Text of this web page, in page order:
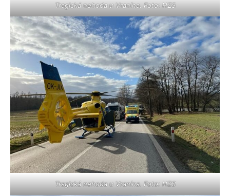
Tragická nehoda u Vranína. Foto: HZS
Tragická nehoda u Vranína. Foto: HZS